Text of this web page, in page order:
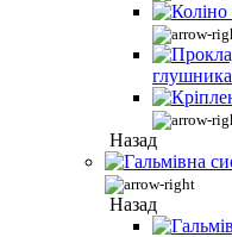
глушника
Назад
Назад